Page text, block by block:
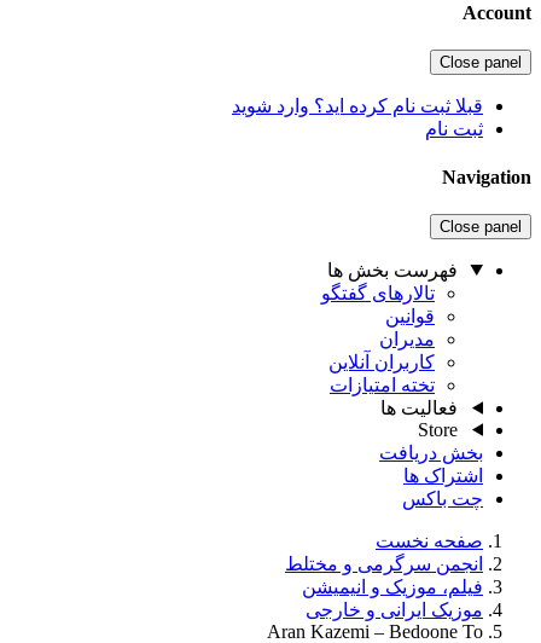
Account
Close panel
قبلا ثبت نام کرده اید؟ وارد شوید
ثبت نام
Navigation
Close panel
فهرست بخش ها
تالارهای گفتگو
قوانین
مدیران
کاربران آنلاین
تخته امتیازات
فعالیت ها
Store
بخش دریافت
اشتراک ها
چت باکس
صفحه نخست
انجمن سرگرمی و مختلط
فیلم، موزیک و انیمیشن
موزیک ایرانی و خارجی
Aran Kazemi – Bedoone To